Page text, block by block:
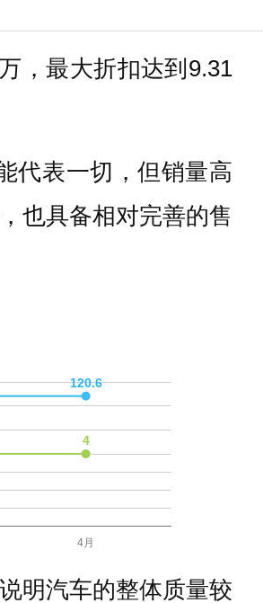
，最大折扣达到9.31
代表一切，但销量高
也具备相对完善的售
明汽车的整体质量较